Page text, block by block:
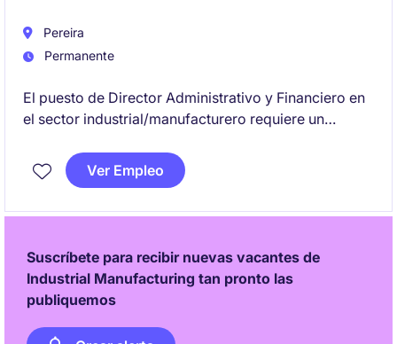
Pereira
Permanente
El puesto de Director Administrativo y Financiero en
el sector industrial/manufacturero requiere un
administrativas y financieras de una empresa en
Pereira. Se busca un/a profesional con experiencia
Ver Empleo
Suscríbete para recibir nuevas vacantes de
Industrial Manufacturing tan pronto las
publiquemos